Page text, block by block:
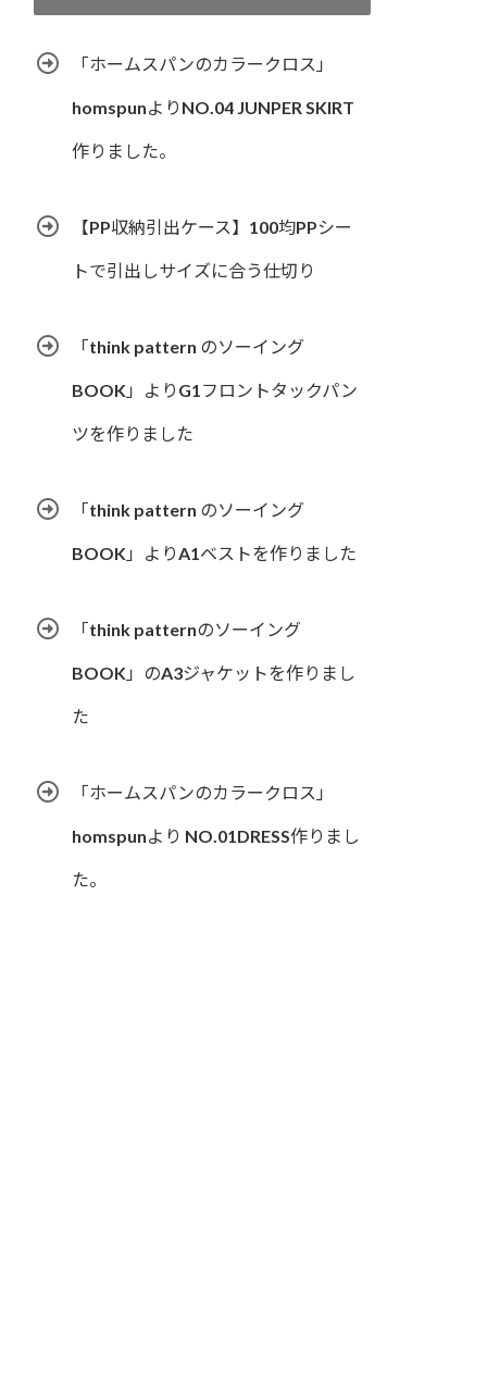
リ
「ホームスパンのカラークロス」
homspunよりNO.04 JUNPER SKIRT
作りました。
【PP収納引出ケース】100均PPシー
トで引出しサイズに合う仕切り
「think pattern のソーイング
BOOK」よりG1フロントタックパン
ツを作りました
「think pattern のソーイング
BOOK」よりA1ベストを作りました
「think patternのソーイング
BOOK」のA3ジャケットを作りまし
た
「ホームスパンのカラークロス」
homspunより NO.01DRESS作りまし
た。